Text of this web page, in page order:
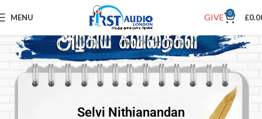
MENU GIVE 0 £
Selvi Nithianandan